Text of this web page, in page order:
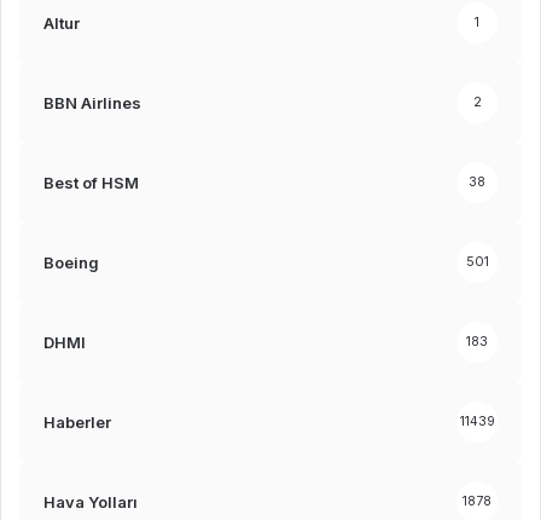
Altur 1
BBN Airlines 2
Best of HSM 38
Boeing 501
DHMI 183
Haberler 11439
Hava Yolları 1878